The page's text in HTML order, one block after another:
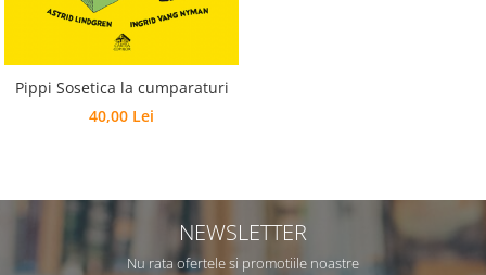
Pippi Sosetica la cumparaturi
40,00 Lei
NEWSLETTER
Nu rata ofertele si promotiile noastre